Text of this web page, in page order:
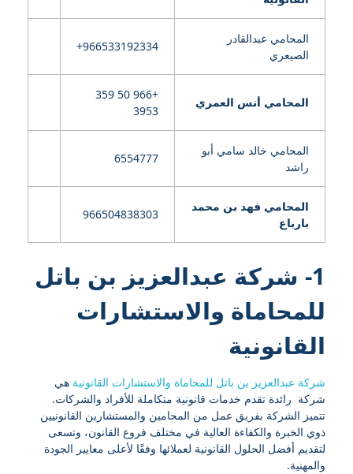
المحامي عبدالقادر
الصيعري
المحامي أنس العمري
+966 50 359
3953
المحامي خالد سامي أبو
راشد
6554777
المحامي فهد بن محمد
بارباع
966504838303
1- شركة عبدالعزيز بن باتل
للمحاماة والاستشارات
القانونية
شركة عبدالعزيز بن باتل للمحاماة والاستشارات القانونية هي
شركة رائدة تقدم خدمات قانونية متكاملة للأفراد والشركات.
تتميز الشركة بفريق عمل من المحامين والمستشارين القانونيين
ذوي الخبرة والكفاءة العالية في مختلف فروع القانون، وتسعى
لتقديم أفضل الحلول القانونية لعملائها وفقًا لأعلى معايير الجودة
والمهنية.